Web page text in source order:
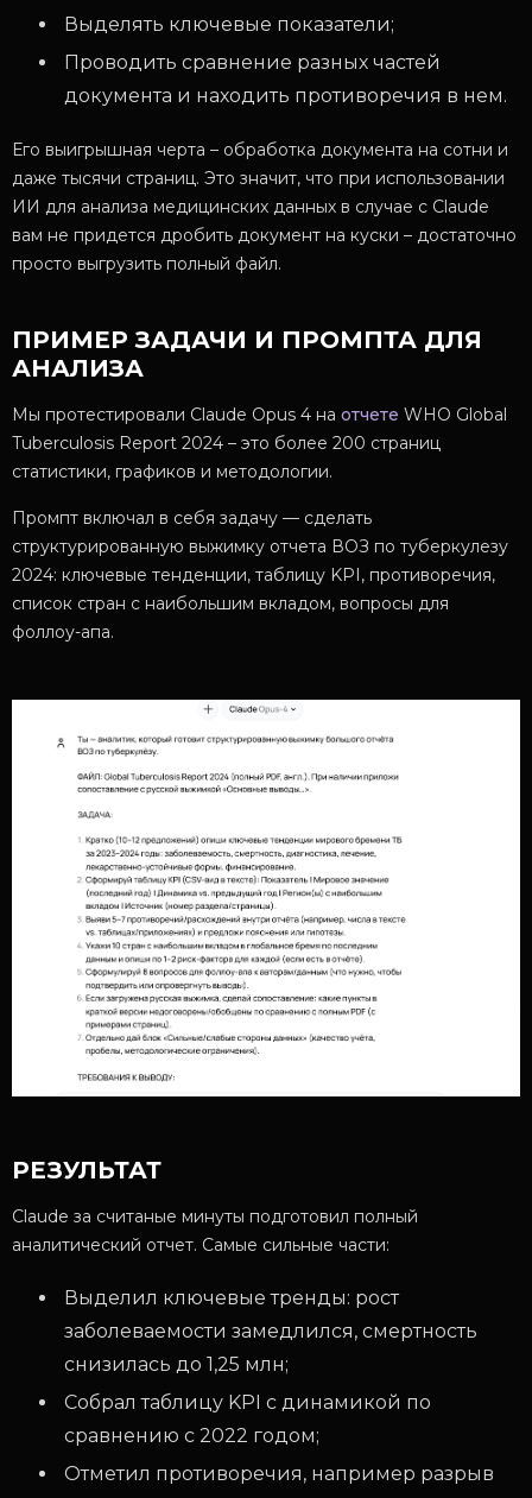
Выделять ключевые показатели;
Проводить сравнение разных частей
документа и находить противоречия в нем.
Его выигрышная черта – обработка документа на сотни и
даже тысячи страниц. Это значит, что при использовании
ИИ для анализа медицинских данных в случае с Claude
вам не придется дробить документ на куски – достаточно
просто выгрузить полный файл.
ПРИМЕР ЗАДАЧИ И ПРОМПТА ДЛЯ
АНАЛИЗА
Мы протестировали Claude Opus 4 на отчете WHO Global
Tuberculosis Report 2024 – это более 200 страниц
статистики, графиков и методологии.
Промпт включал в себя задачу — сделать
структурированную выжимку отчета ВОЗ по туберкулезу
2024: ключевые тенденции, таблицу KPI, противоречия,
список стран с наибольшим вкладом, вопросы для
фоллоу-апа.
РЕЗУЛЬТАТ
Claude за считаные минуты подготовил полный
аналитический отчет. Самые сильные части:
Выделил ключевые тренды: рост
заболеваемости замедлился, смертность
снизилась до 1,25 млн;
Собрал таблицу KPI с динамикой по
сравнению с 2022 годом;
Отметил противоречия, например разрыв